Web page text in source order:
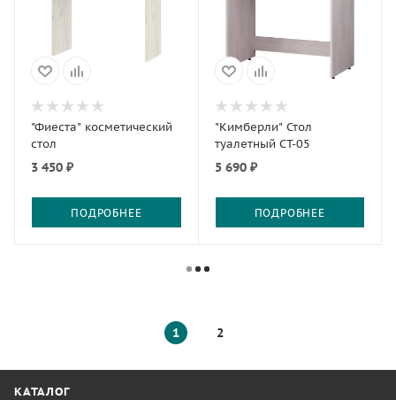
"Фиеста" косметический
стол
3 450 ₽
ПОДРОБНЕЕ
"Кимберли" Стол
туалетный СТ-05
5 690 ₽
ПОДРОБНЕЕ
1 2
КАТАЛОГ